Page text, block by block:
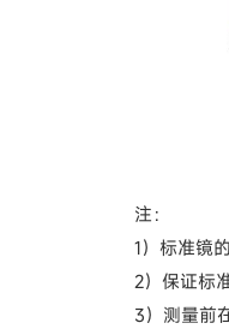
注：
1）标准镜
2）保证标
3）测量前